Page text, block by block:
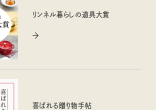
リンネル暮らしの道具大賞
喜ばれる贈り物手帖